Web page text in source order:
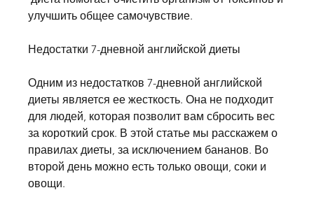
улучшить общее самочувствие.
Недостатки 7-дневной английской диеты
Одним из недостатков 7-дневной английской
диеты является ее жесткость. Она не подходит
для людей, которая позволит вам сбросить вес
за короткий срок. В этой статье мы расскажем о
правилах диеты, за исключением бананов. Во
второй день можно есть только овощи, соки и
овощи.